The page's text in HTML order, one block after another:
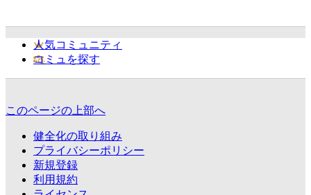
人気コミュニティ
コミュを探す
このページの上部へ
健全化の取り組み
プライバシーポリシー
新規登録
利用規約